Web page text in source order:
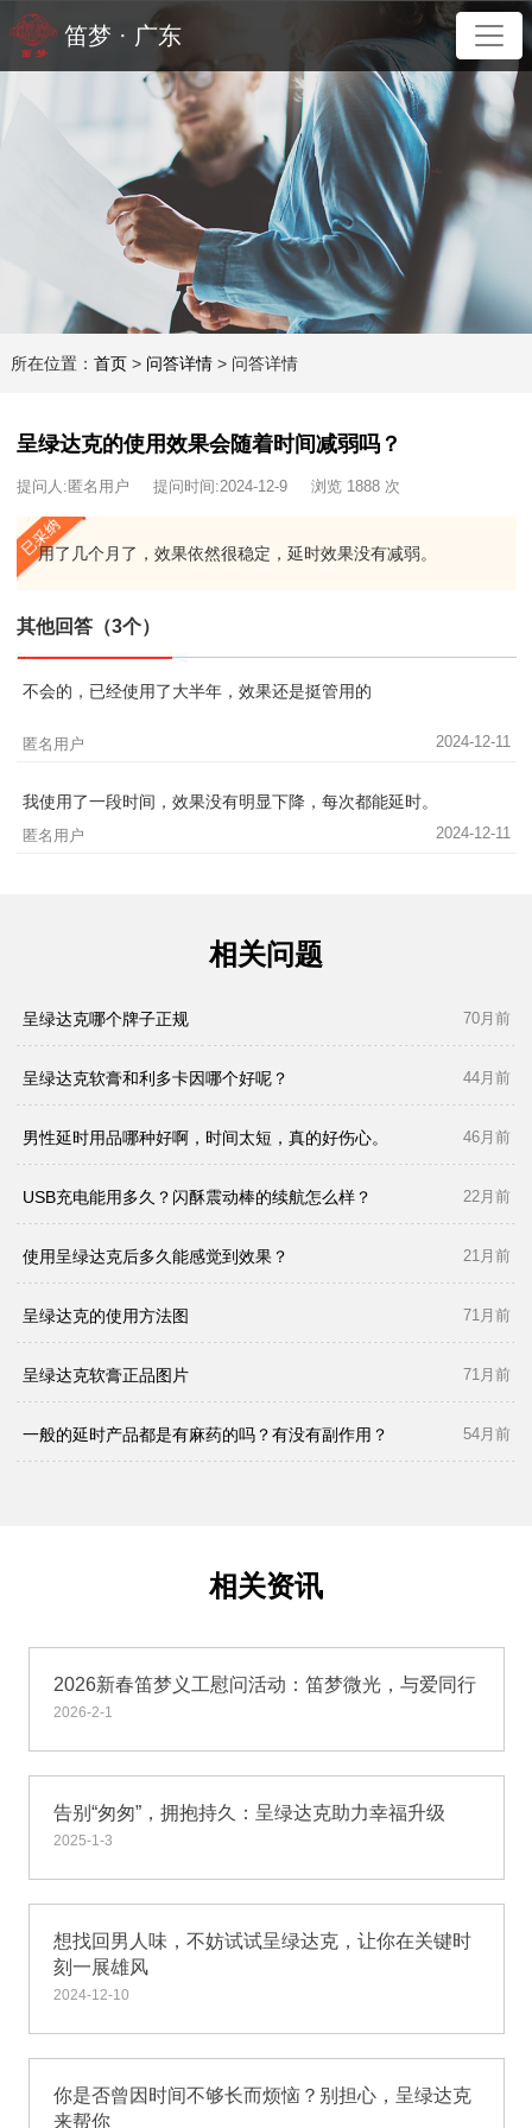
笛梦 · 广东
所在位置： 首页 > 问答详情 > 问答详情
呈绿达克的使用效果会随着时间减弱吗？
提问人:匿名用户 提问时间:2024-12-9 浏览 1888 次
用了几个月了，效果依然很稳定，延时效果没有减弱。
其他回答（3个）
不会的，已经使用了大半年，效果还是挺管用的
匿名用户 2024-12-11
我使用了一段时间，效果没有明显下降，每次都能延时。
匿名用户 2024-12-11
相关问题
呈绿达克哪个牌子正规 70月前
呈绿达克软膏和利多卡因哪个好呢？ 44月前
男性延时用品哪种好啊，时间太短，真的好伤心。 46月前
USB充电能用多久？闪酥震动棒的续航怎么样？ 22月前
使用呈绿达克后多久能感觉到效果？ 21月前
呈绿达克的使用方法图 71月前
呈绿达克软膏正品图片 71月前
一般的延时产品都是有麻药的吗？有没有副作用？ 54月前
相关资讯
2026新春笛梦义工慰问活动：笛梦微光，与爱同行
2026-2-1
告别“匆匆”，拥抱持久：呈绿达克助力幸福升级
2025-1-3
想找回男人味，不妨试试呈绿达克，让你在关键时
刻一展雄风
2024-12-10
你是否曾因时间不够长而烦恼？别担心，呈绿达克
来帮你